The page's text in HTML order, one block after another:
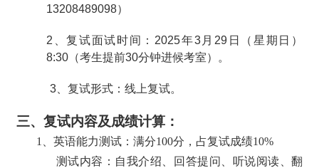
13208489098）
2 、复试面试时间： 2025年3月 29日（星期日）
8:30（考生提前30分钟进候考室）。
3、复试形式：线上复试。
三、 复试内容及成绩计算：
1、英语能力测试：满分100分，占复试成绩10%
测试内容：自我介绍、回答提问、听说阅读、翻